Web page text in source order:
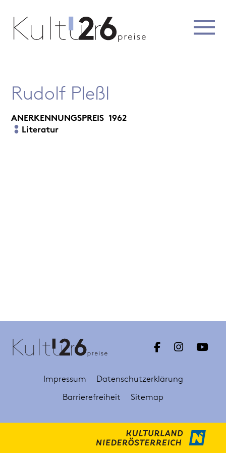
Rudolf Pleßl
ANERKENNUNGSPREIS 1962
Literatur
Impressum
Datenschutzerklärung
Barrierefreiheit
Sitemap